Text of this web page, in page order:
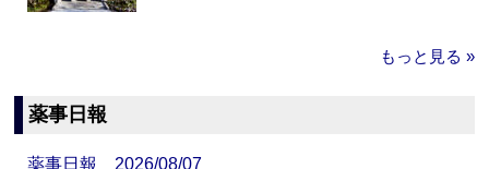
もっと見る »
薬事日報
薬事日報 2026/08/07